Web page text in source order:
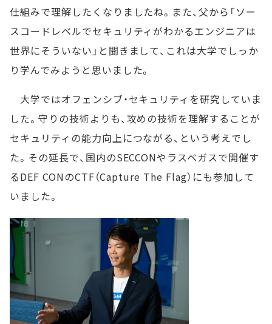
仕組みで理解したくなりましたね。また、父から「ソー
スコードレベルでセキュリティがわかるエンジニアは
世界にそういない」と聞きまして、これは大学でしっか
り学んでみようと思いました。
大学ではオフェンシブ・セキュリティを研究していま
した。守りの技術よりも、攻めの技術を理解することが
セキュリティの能力向上につながる、という考えでし
た。その延長で、国内のSECCONやラスベガスで開催す
るDEF CONのCTF（Capture The Flag）にも参加して
いました。